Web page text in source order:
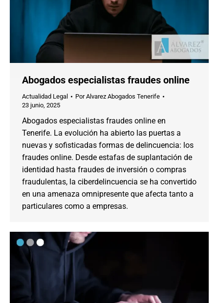
Abogados especialistas fraudes online
Actualidad Legal PorAlvarez Abogados Tenerife
23 junio, 2025
Abogados especialistas fraudes online en
Tenerife. La evolución ha abierto las puertas a
nuevas y sofisticadas formas de delincuencia: los
fraudes online. Desde estafas de suplantación de
identidad hasta fraudes de inversión o compras
fraudulentas, la ciberdelincuencia se ha convertido
en una amenaza omnipresente que afecta tanto a
particulares como a empresas.